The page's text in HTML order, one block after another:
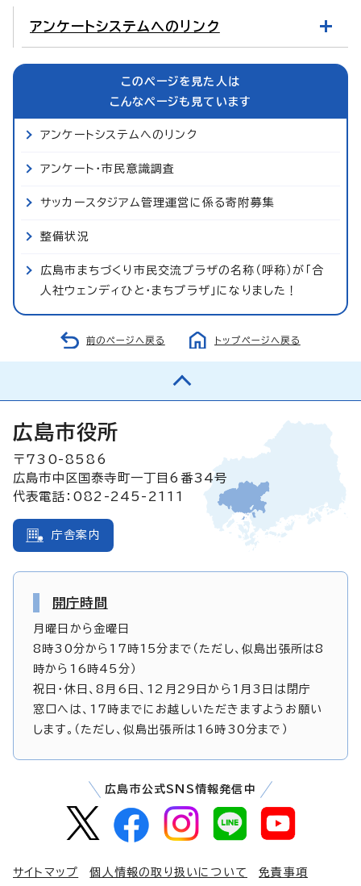
アンケートシステムへのリンク
このページを見た人は
こんなページも見ています
アンケートシステムへのリンク
アンケート・市民意識調査
サッカースタジアム管理運営に係る寄附募集
整備状況
広島市まちづくり市民交流プラザの名称（呼称）が「合
人社ウェンディひと・まちプラザ」になりました！
前のページへ戻る トップページへ戻る
広島市役所
〒730-8586
広島市中区国泰寺町一丁目6番34号
代表電話：082-245-2111
庁舎案内
開庁時間
月曜日から金曜日
8時30分から17時15分まで（ただし、似島出張所は8
時から16時45分）
祝日・休日、8月6日、12月29日から1月3日は閉庁
窓口へは、17時までにお越しいただきますようお願い
します。（ただし、似島出張所は16時30分まで）
広島市公式SNS情報発信中
サイトマップ 個人情報の取り扱いについて 免責事項